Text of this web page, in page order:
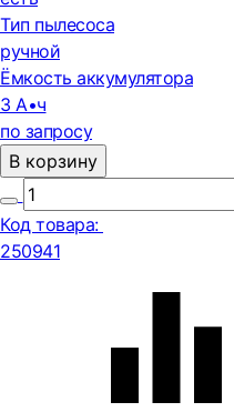
Тип пылесоса
ручной
Ёмкость аккумулятора
3 А•ч
по запросу
В корзину
Код товара:
250941